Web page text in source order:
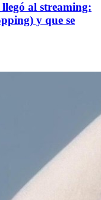
al streaming:
y que se